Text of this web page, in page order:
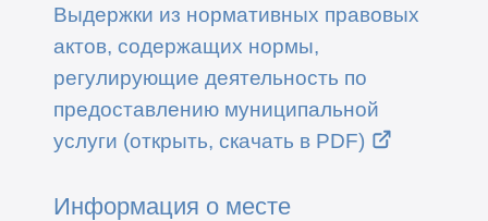
Выдержки из нормативных правовых
актов, содержащих нормы,
регулирующие деятельность по
предоставлению муниципальной
услуги (открыть, скачать в PDF)
Информация о месте